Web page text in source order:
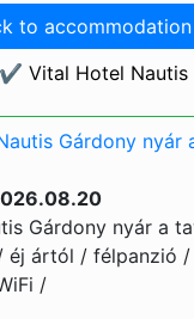
to accommodation
Vital Hotel
Gárdony nyár
Gárdony nyár a
éj ártól / félpanzió
/